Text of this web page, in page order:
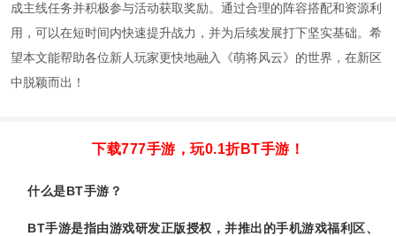
成主线任务并积极参与活动获取奖励。通过合理的阵容搭配和资源利
用，可以在短时间内快速提升战力，并为后续发展打下坚实基础。希
望本文能帮助各位新人玩家更快地融入《萌将风云》的世界，在新区
中脱颖而出！
下载777手游，玩0.1折BT手游！
什么是BT手游？
BT手游是指由游戏研发正版授权，并推出的手机游戏福利区、